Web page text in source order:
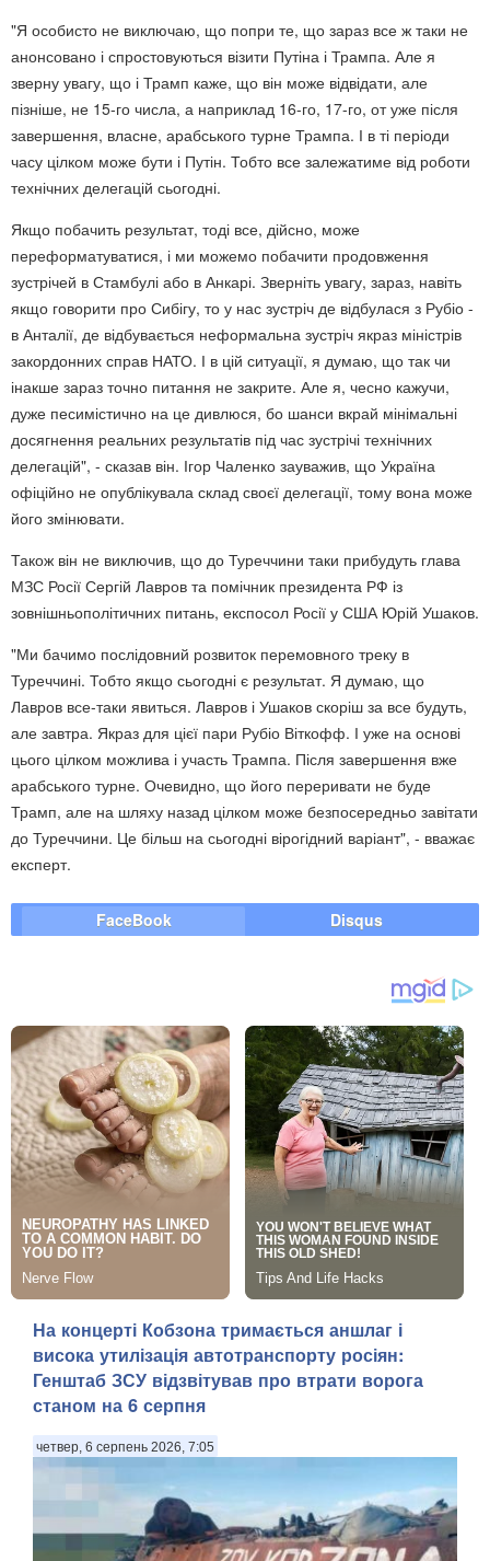
"Я особисто не виключаю, що попри те, що зараз все ж таки не
анонсовано і спростовуються візити Путіна і Трампа. Але я
зверну увагу, що і Трамп каже, що він може відвідати, але
пізніше, не 15-го числа, а наприклад 16-го, 17-го, от уже після
завершення, власне, арабського турне Трампа. І в ті періоди
часу цілком може бути і Путін. Тобто все залежатиме від роботи
технічних делегацій сьогодні.
Якщо побачить результат, тоді все, дійсно, може
переформатуватися, і ми можемо побачити продовження
зустрічей в Стамбулі або в Анкарі. Зверніть увагу, зараз, навіть
якщо говорити про Сибігу, то у нас зустріч де відбулася з Рубіо -
в Анталії, де відбувається неформальна зустріч якраз міністрів
закордонних справ НАТО. І в цій ситуації, я думаю, що так чи
інакше зараз точно питання не закрите. Але я, чесно кажучи,
дуже песимістично на це дивлюся, бо шанси вкрай мінімальні
досягнення реальних результатів під час зустрічі технічних
делегацій", - сказав він. Ігор Чаленко зауважив, що Україна
офіційно не опублікувала склад своєї делегації, тому вона може
його змінювати.
Також він не виключив, що до Туреччини таки прибудуть глава
МЗС Росії Сергій Лавров та помічник президента РФ із
зовнішньополітичних питань, експосол Росії у США Юрій Ушаков.
"Ми бачимо послідовний розвиток перемовного треку в
Туреччині. Тобто якщо сьогодні є результат. Я думаю, що
Лавров все-таки явиться. Лавров і Ушаков скоріш за все будуть,
але завтра. Якраз для цієї пари Рубіо Віткофф. І уже на основі
цього цілком можлива і участь Трампа. Після завершення вже
арабського турне. Очевидно, що його переривати не буде
Трамп, але на шляху назад цілком може безпосередньо завітати
до Туреччини. Це більш на сьогодні вірогідний варіант", - вважає
експерт.
FaceBook Disqus
На концерті Кобзона тримається аншлаг і
висока утилізація автотранспорту росіян:
Генштаб ЗСУ відзвітував про втрати ворога
станом на 6 серпня
четвер, 6 серпень 2026, 7:05